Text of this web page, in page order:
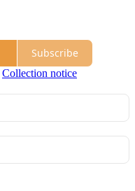
Subscribe
Collection notice